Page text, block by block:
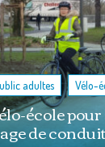
adultes , Vélo-
école
de